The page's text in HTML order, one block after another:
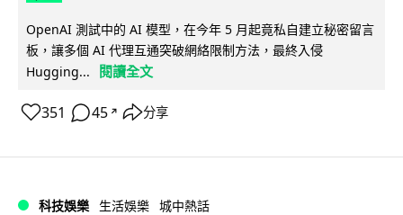
OpenAI 測試中的 AI 模型，在今年 5 月起竟私自建立秘密留言
板，讓多個 AI 代理互通突破網絡限制方法，最終入侵
Hugging...
閱讀全文
351 45 ↗ 分享
科技娛樂 生活娛樂 城中熱話